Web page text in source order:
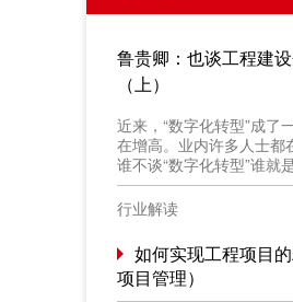
鲁贵卿：也谈工程建
（上）
近来，“数字化转型”成了
在增高。业内许多人士都
谁不谈“数字化转型”谁就
于在相同语境下讨论问题
以“数字化转型”为题，谈
行。
行业解读
如何实现工程项目
项目管理）